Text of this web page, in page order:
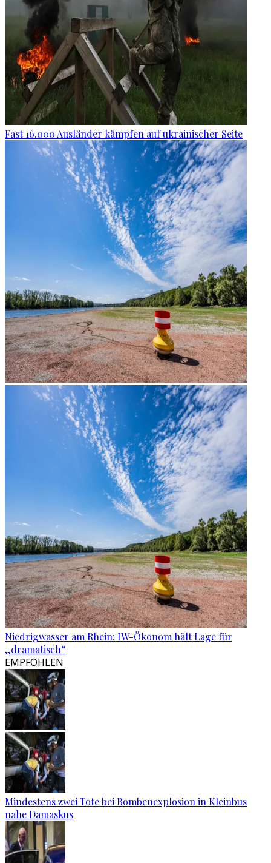
Fast 16.000 Ausländer kämpfen auf ukrainischer Seite
Niedrigwasser am Rhein: IW-Ökonom hält Lage für
„dramatisch“
EMPFOHLEN
Mindestens zwei Tote bei Bombenexplosion in Kleinbus
nahe Damaskus